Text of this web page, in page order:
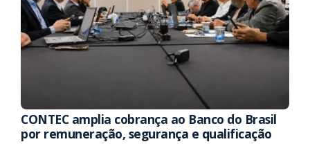
CONTEC amplia cobrança ao Banco do Brasil
por remuneração, segurança e qualificação